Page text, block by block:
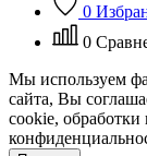
0
0
Мы используем
сайта, Вы
cookie,